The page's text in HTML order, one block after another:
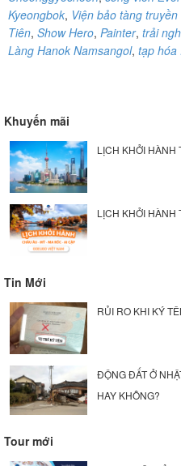
Kyeongbok, Viện bảo tàng
Tiên, Show Hero, Painter, trải
Làng Hanok Namsangol, tạp hóa
Khuyến mãi
LỊCH KHỞI HÀNH
LỊCH KHỞI HÀNH
Tin Mới
RỦI RO KHI KÝ
ĐỘNG ĐẤT Ở
HAY KHÔNG?
Tour mới